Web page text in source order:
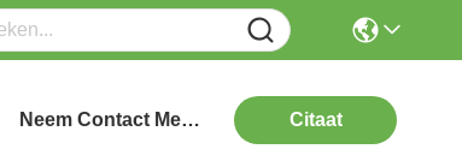
Neem Contact Met Ons Op Citaat